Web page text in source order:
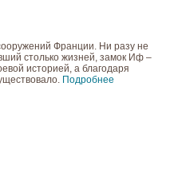
Франции. Ни разу не
столько жизней, замок Иф –
историей, а благодаря
Подробнее